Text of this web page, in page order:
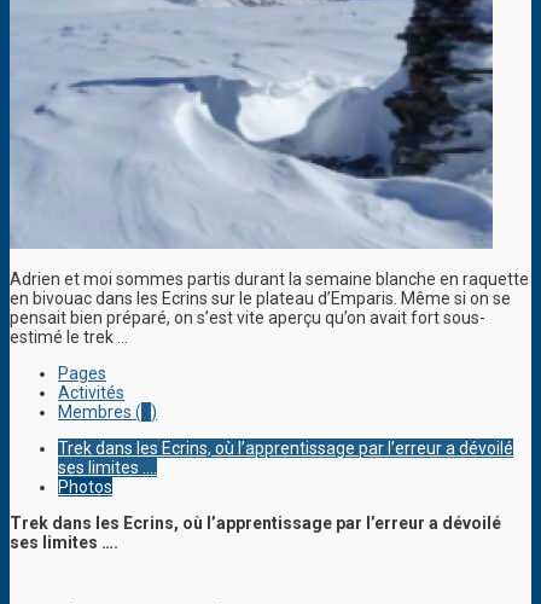
Adrien et moi sommes partis durant la semaine blanche en raquette
en bivouac dans les Ecrins sur le plateau d’Emparis. Même si on se
pensait bien préparé, on s’est vite aperçu qu’on avait fort sous-
estimé le trek …
Pages
Activités
Membres ( )
Trek dans les Ecrins, où l’apprentissage par l’erreur a dévoilé
ses limites ….
Photos
Trek dans les Ecrins, où l’apprentissage par l’erreur a dévoilé
ses limites ….